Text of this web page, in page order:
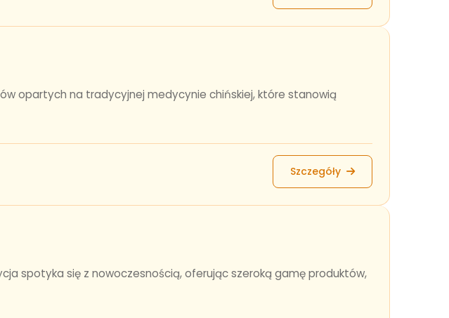
opartych na tradycyjnej medycynie chińskiej, które stanowią
Szczegóły
spotyka się z nowoczesnością, oferując szeroką gamę produktów,